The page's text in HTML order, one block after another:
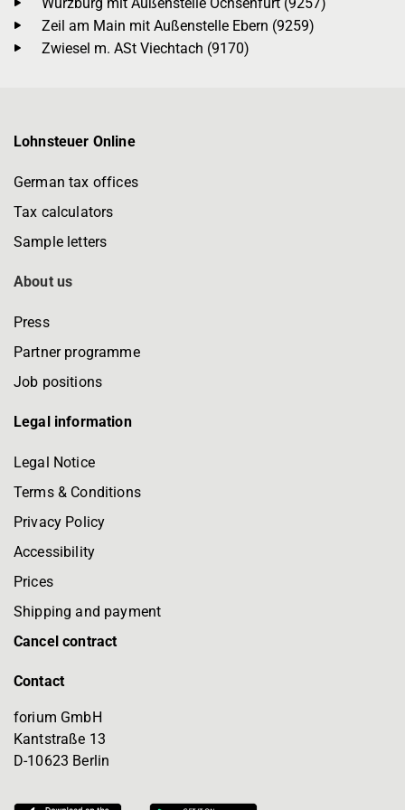
Zeil am Main mit Außenstelle Ebern (9259)
Zwiesel m. ASt Viechtach (9170)
Lohnsteuer Online
German tax offices
Tax calculators
Sample letters
About us
Press
Partner programme
Job positions
Legal information
Legal Notice
Terms & Conditions
Privacy Policy
Accessibility
Prices
Shipping and payment
Cancel contract
Contact
forium GmbH
Kantstraße 13
D-10623 Berlin